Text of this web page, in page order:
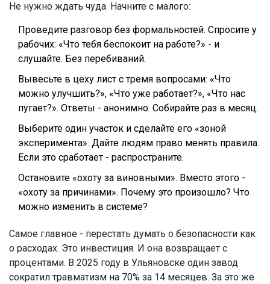
Не нужно ждать чуда. Начните с малого:
Проведите разговор без формальностей. Спросите у
рабочих: «Что тебя беспокоит на работе?» - и
слушайте. Без перебиваний.
Вывесьте в цеху лист с тремя вопросами: «Что
можно улучшить?», «Что уже работает?», «Что нас
пугает?». Ответы - анонимно. Собирайте раз в месяц.
Выберите один участок и сделайте его «зоной
эксперимента». Дайте людям право менять правила.
Если это сработает - распространите.
Остановите «охоту за виновными». Вместо этого -
«охоту за причинами». Почему это произошло? Что
можно изменить в системе?
Самое главное - перестать думать о безопасности как
о расходах. Это инвестиция. И она возвращает с
процентами. В 2025 году в Ульяновске один завод
сократил травматизм на 70% за 14 месяцев. За это же